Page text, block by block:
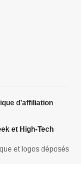
et logos déposés
d’affiliation
et High-Tech